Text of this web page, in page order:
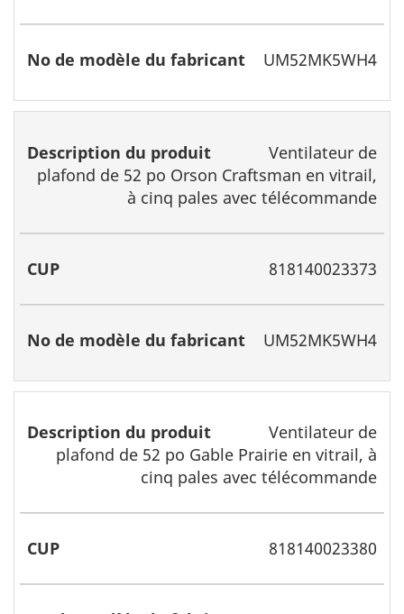
UM52MK5WH4
Ventilateur de
plafond de 52 po Orson Craftsman en vitrail,
à cinq pales avec télécommande
818140023373
UM52MK5WH4
Ventilateur de
plafond de 52 po Gable Prairie en vitrail, à
cinq pales avec télécommande
818140023380